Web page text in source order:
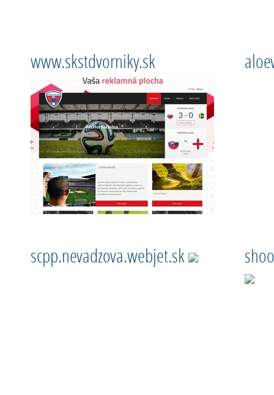
www.skstdvorniky.sk
scpp.nevadzova.webjet.sk